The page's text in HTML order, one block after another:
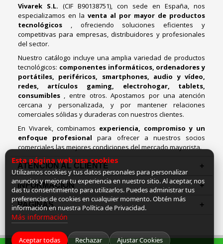
Vivarek S.L. (CIF B90138751), con sede en España, nos
especializamos en la venta al por mayor de productos
tecnológicos , ofreciendo soluciones eficientes y
competitivas para empresas, distribuidores y profesionales
del sector.
Nuestro catálogo incluye una amplia variedad de productos
tecnológicos: componentes informáticos, ordenadores y
portátiles, periféricos, smartphones, audio y vídeo,
redes, artículos gaming, electrohogar, tablets,
consumibles , entre otros. Apostamos por una atención
cercana y personalizada, y por mantener relaciones
comerciales sólidas y duraderas con nuestros clientes.
En Vivarek, combinamos experiencia, compromiso y un
enfoque profesionalpara ofrecer a nuestros socios
comerciales las mejores condiciones del mercado mayorista.
ATENCIÓN AL CLIENTE
INFORMACION
PAGINAS
Esta página web usa cookies
Utilizamos cookies y tus datos personales para personalizar
anuncios y mejorar tu experiencia en nuestro sitio. Al aceptar, nos
das tu consentimiento para utilizarlos. Puedes administrar tus
preferencias de cookies en cualquier momento. Obtén más
información en nuestra Política de Privacidad.
Más información
Aceptar todas Rechazar Ajustar Cookies